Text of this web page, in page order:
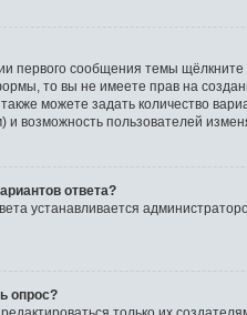
первого сообщения темы
то вы не имеете прав на
можете задать количество
и возможность пользователей
ответа?
устанавливается
опрос?